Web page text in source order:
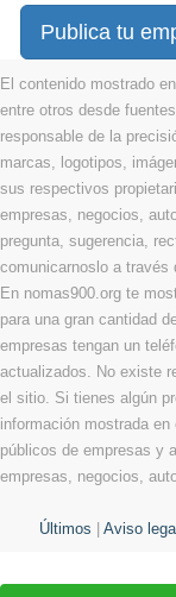
Publica tu
El contenido mostrado
entre otros desde
responsable de la
marcas, logotipos,
sus respectivos
empresas, negocios,
pregunta, sugerencia,
comunicarnoslo a través
En nomas900.org te
para una gran cantidad
empresas tengan un
actualizados. No existe
el sitio. Si tienes algún
información mostrada
públicos de empresas y
empresas, negocios,
Últimos Aviso legal